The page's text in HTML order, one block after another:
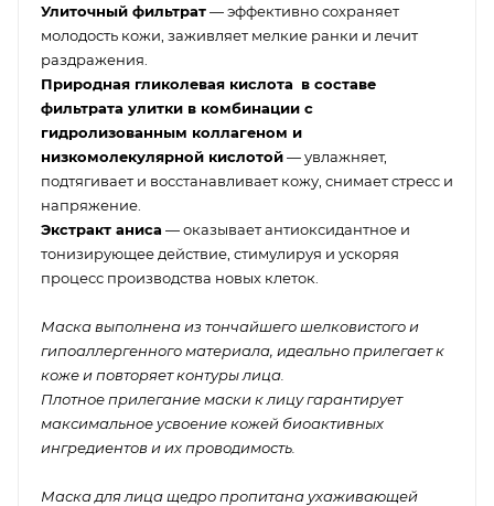
Улиточный фильтрат— эффективно сохраняет
молодость кожи, заживляет мелкие ранки и лечит
раздражения.
Природная гликолевая кислота в составе
фильтрата улитки в комбинации с
гидролизованным коллагеном и
низкомолекулярной кислотой— увлажняет,
подтягивает и восстанавливает кожу, снимает стресс и
напряжение.
Экстракт аниса — оказывает антиоксидантное и
тонизирующее действие, стимулируя и ускоряя
процесс производства новых клеток.
Маска выполнена из тончайшего шелковистого и
гипоаллергенного материала, идеально прилегает к
коже и повторяет контуры лица.
Плотное прилегание маски к лицу гарантирует
максимальное усвоение кожей биоактивных
ингредиентов и их проводимость.
Маска для лица щедро пропитана ухаживающей